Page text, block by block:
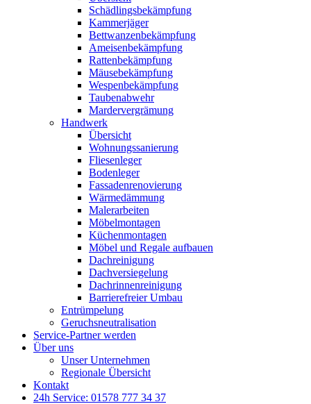
Schädlingsbekämpfung
Kammerjäger
Bettwanzenbekämpfung
Ameisenbekämpfung
Rattenbekämpfung
Mäusebekämpfung
Wespenbekämpfung
Taubenabwehr
Mardervergrämung
Handwerk
Übersicht
Wohnungssanierung
Fliesenleger
Bodenleger
Fassadenrenovierung
Wärmedämmung
Malerarbeiten
Möbelmontagen
Küchenmontagen
Möbel und Regale aufbauen
Dachreinigung
Dachversiegelung
Dachrinnenreinigung
Barrierefreier Umbau
Entrümpelung
Geruchsneutralisation
Service-Partner werden
Über uns
Unser Unternehmen
Regionale Übersicht
Kontakt
24h Service: 01578 777 34 37